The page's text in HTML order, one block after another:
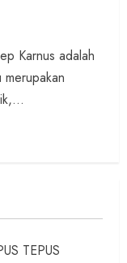
Karnus adalah